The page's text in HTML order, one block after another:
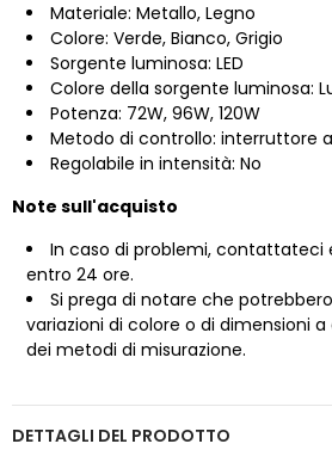
Materiale: Metallo, Legno
Colore: Verde, Bianco, Grigio
Sorgente luminosa: LED
Colore della sorgente luminosa:
Potenza: 72W, 96W, 120W
Metodo di controllo: interruttore
Regolabile in intensità: No
Note sull'acquisto
In caso di problemi, contattateci
entro 24 ore.
Si prega di notare che
variazioni di colore o di dimensioni
dei metodi di misurazione.
DETTAGLI DEL PRODOTTO